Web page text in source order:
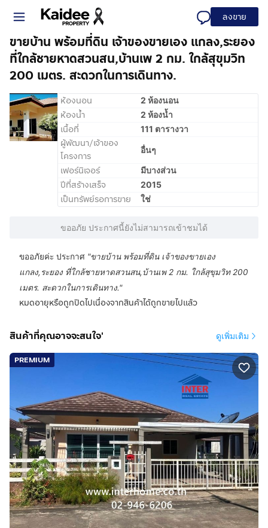
ลงขาย
ขายบ้าน พร้อมที่ดิน เจ้าของขายเอง แกลง,ระยอง
ที่ใกล้ชายหาดสวนสน,บ้านเพ 2 กม. ใกล้สุขุมวิท
200 เมตร. สะดวกในการเดินทาง.
ห้องนอน 2 ห้องนอน
ห้องน้ำ 2 ห้องน้ำ
เนื้อที่ 111 ตารางวา
ผู้พัฒนา/เจ้าของ
โครงการ
อื่นๆ
เฟอร์นิเจอร์ มีบางส่วน
ปีที่สร้างเสร็จ 2015
เป็นทรัพย์รอการขาย ใช่
ขออภัย ประกาศนี้ยังไม่สามารถเข้าชมได้
ขออภัยค่ะ ประกาศ "ขายบ้าน พร้อมที่ดิน เจ้าของขายเอง
แกลง,ระยอง ที่ใกล้ชายหาดสวนสน,บ้านเพ 2 กม. ใกล้สุขุมวิท 200
เมตร. สะดวกในการเดินทาง."
หมดอายุหรือถูกปิดไปเนื่องจากสินค้าได้ถูกขายไปแล้ว
สินค้าที่คุณอาจจะสนใจ' ดูเพิ่มเติม
PREMIUM